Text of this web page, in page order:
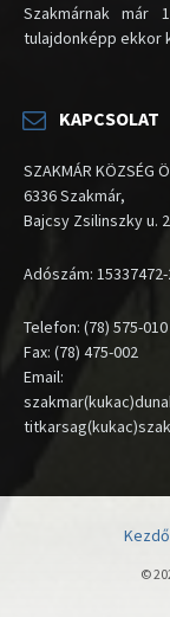
Szakmárnak már
tulajdonképp ekkor
KAPCSOLAT
SZAKMÁR KÖZSÉG
6336 Szakmár,
Bajcsy Zsilinszky u.
Adószám: 15337472-
Telefon: (78) 575-010
Fax: (78) 475-002
Email:
©